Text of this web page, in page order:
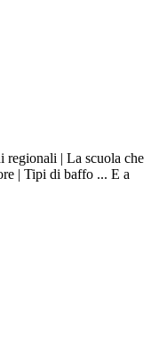
regionali | La scuola che
| Tipi di baffo ... E a